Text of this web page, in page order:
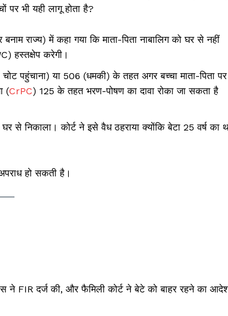
पर भी यही लागू होता है?
राज्य) में कहा गया कि माता-पिता नाबालिग को घर से नहीं
हस्तक्षेप करेगी।
पहुंचाना) या 506 (धमकी) के तहत अगर बच्चा माता-पिता पर
(CrPC) 125 के तहत भरण-पोषण का दावा रोका जा सकता है
से निकाला। कोर्ट ने इसे वैध ठहराया क्योंकि बेटा 25 वर्ष का
हो सकती है।
ने FIR दर्ज की, और फैमिली कोर्ट ने बेटे को बाहर रहने का